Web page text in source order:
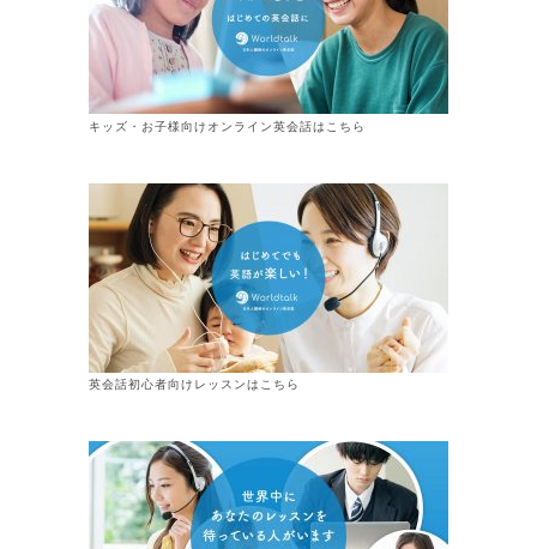
キッズ・お子様向けオンライン英会話はこちら
英会話初心者向けレッスンはこちら